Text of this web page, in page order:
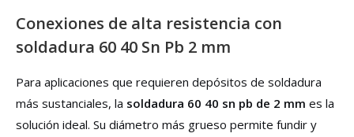
Conexiones de alta resistencia con
soldadura 60 40 Sn Pb 2 mm
Para aplicaciones que requieren depósitos de soldadura
más sustanciales, la soldadura 60 40 sn pb de 2 mm es la
solución ideal. Su diámetro más grueso permite fundir y